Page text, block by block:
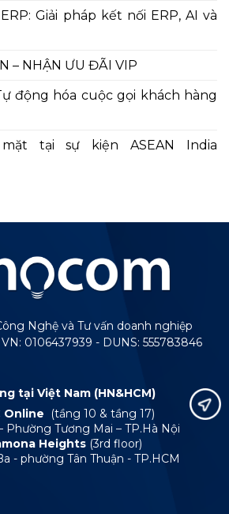
Giải pháp kết nối ERP, AI và
– NHẬN ƯU ĐÃI VIP
động hóa cuộc gọi khách hàng
mặt tại sự kiện ASEAN India
Nghệ và Tư vấn doanh nghiệp
0106437939 - DUNS: 555783846
tại Việt Nam (HN&HCM)
Online
(tầng 10 & tầng 17)
Phường Tương Mai – TP.Hà Nội
Heights (3rd floor)
- phường Tân Thuận - TP.HCM